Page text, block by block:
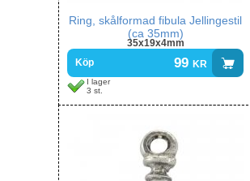
Ring, skålformad fibula Jellingestil
(ca 35mm)
35x19x4mm
Köp
99 kr
I lager
3 st.